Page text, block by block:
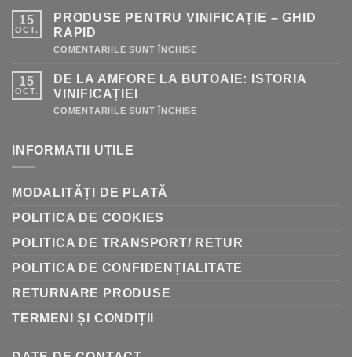
15
OCT.
PRODUSE PENTRU VINIFICAȚIE – GHID
RAPID
COMENTARIILE SUNT ÎNCHISE
VINIFICAȚIE
15
OCT.
DE LA AMFORE LA BUTOAIE: ISTORIA
VINIFICAȚIEI
COMENTARIILE SUNT ÎNCHISE
INFORMATII UTILE
MODALITĂȚI DE PLATĂ
POLITICA DE COOKIES
POLITICA DE TRANSPORT/ RETUR
POLITICA DE CONFIDENȚIALITATE
RETURNARE PRODUSE
TERMENI ȘI CONDIȚII